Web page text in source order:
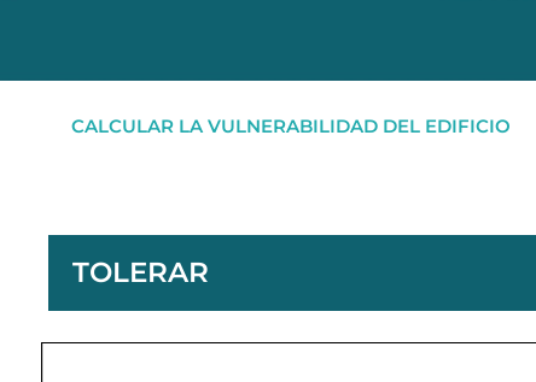
CALCULAR LA VULNERABILIDAD DEL EDIFICIO
TOLERAR